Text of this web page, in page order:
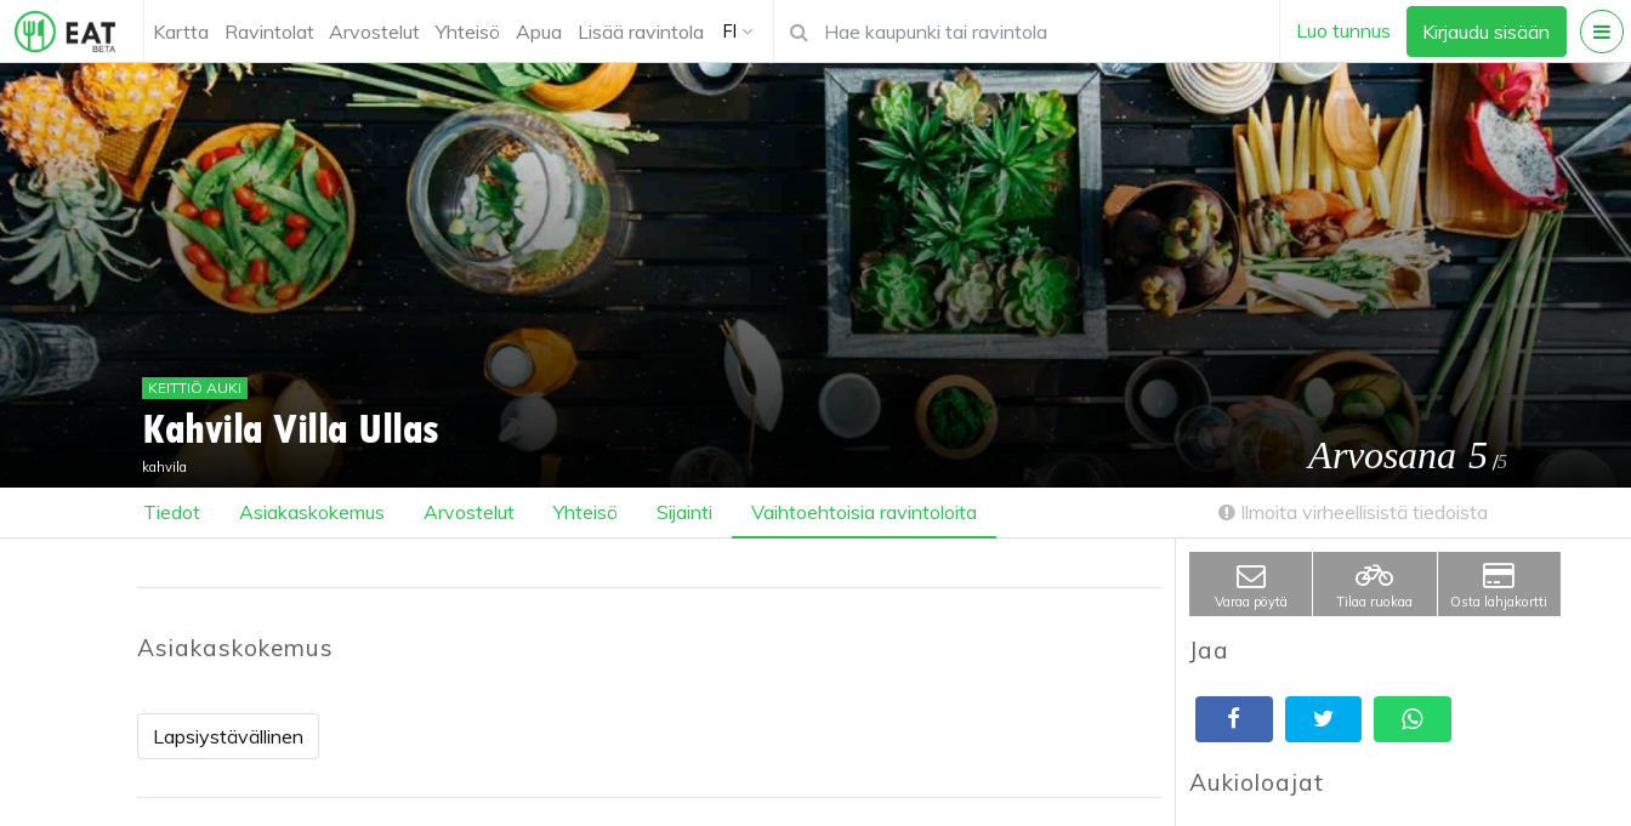
Kartta Ravintolat Arvostelut Yhteisö Apua Lisää ravintola FI Luo tunnus Kirjaudu sisään
KEITTIÖ AUKI
Kahvila Villa Ullas
kahvila Arvosana 5 /5
Tiedot Asiakaskokemus Arvostelut Yhteisö Sijainti Vaihtoehtoisia ravintoloita Ilmoita virheellisistä tiedoista
Varaa pöytä Tilaa ruokaa Osta lahjakortti
Jaa
Aukioloajat
Asiakaskokemus
Lapsiystävällinen